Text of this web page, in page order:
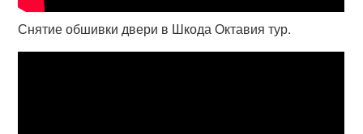
Снятие обшивки двери в Шкода Октавия тур.